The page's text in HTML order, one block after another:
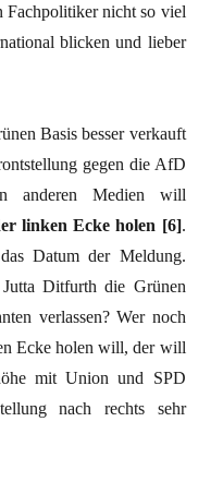
Fachpolitiker nicht so viel
blicken und lieber
Basis besser verkauft
gegen die AfD
anderen Medien will
linken Ecke holen [6].
Datum der Meldung.
Ditfurth die Grünen
verlassen? Wer noch
Ecke holen will, der will
mit Union und SPD
nach rechts sehr